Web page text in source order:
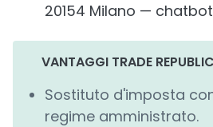
20154 Milano —
VANTAGGI TRADE REPUBLIC
Sostituto d'imposta
regime amministrato.